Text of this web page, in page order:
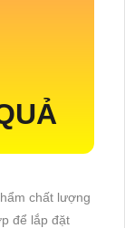
chất lượng
để lắp đặt